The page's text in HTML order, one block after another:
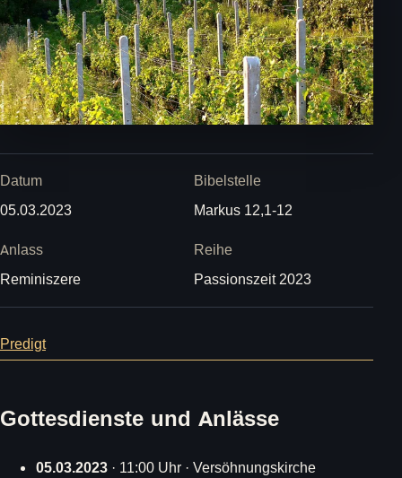
Datum
05.03.2023
Bibelstelle
Markus 12,1-12
Anlass
Reminiszere
Reihe
Passionszeit 2023
Predigt
Gottesdienste und Anlässe
05.03.2023 · 11:00 Uhr · Versöhnungskirche